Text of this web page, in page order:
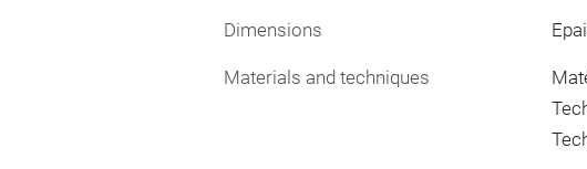
Dimensions
Materials and techniques